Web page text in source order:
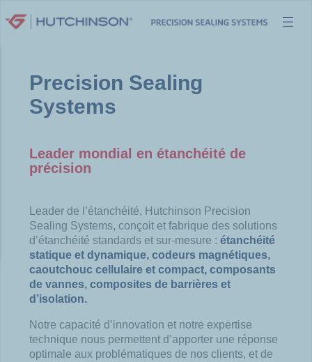
au
Precision Sealing
Systems
Leader mondial en étanchéité de
précision
Leader de l’étanchéité, Hutchinson Precision
Sealing Systems, conçoit et fabrique des solutions
d’étanchéité standards et sur-mesure : étanchéité
statique et dynamique, codeurs magnétiques,
caoutchouc cellulaire et compact, composants
de vannes, composites de barrières et
d’isolation.
Notre capacité d’innovation et notre expertise
technique nous permettent d’apporter une réponse
optimale aux problématiques de nos clients, et de